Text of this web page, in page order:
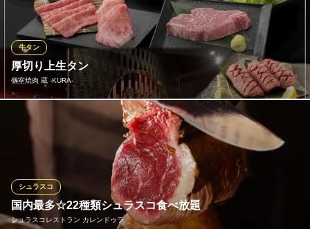
厚切り上生タン
個室焼肉 蔵 ‐KURA‐
牛タン
自慢の厚切り上生タンは、厳選された上質な牛タンを贅沢にカッ
トした人気メニュー。肉本来の旨みとジューシーな食感が楽しめ
る逸品で、焼肉通も納得の美味しさ。大宮で本格焼肉を味わうな
ら「蔵」の生タンは外せません。
個室焼肉 蔵 ‐KURA‐
個室焼肉 黒毛和牛
国内最多☆22種類シュラスコ食べ放題
シュラスコレストラン カレンドゥラ
シュラスコ